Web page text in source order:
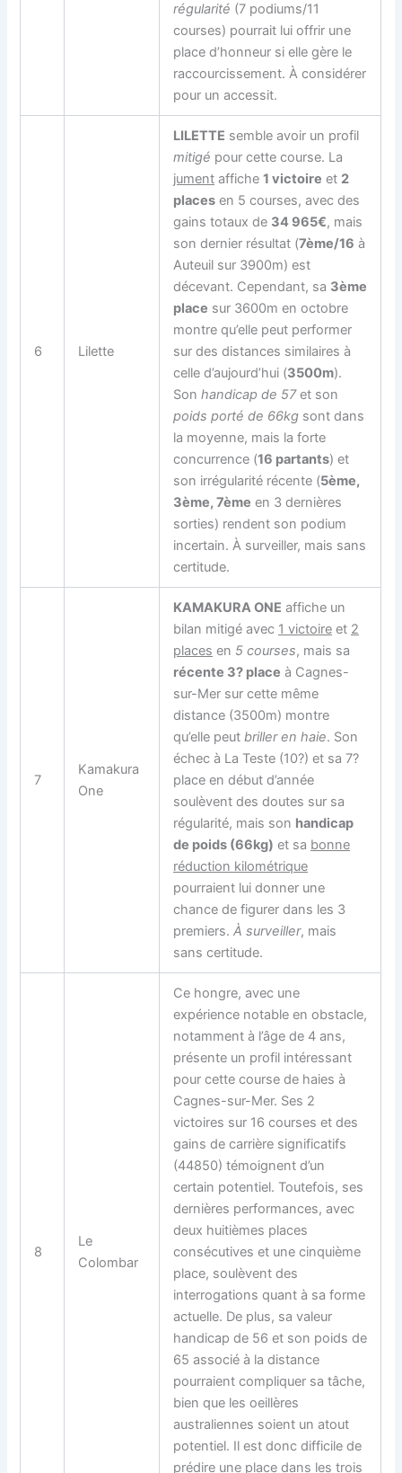
régularité (7 podiums/11
courses) pourrait lui offrir une
place d’honneur si elle gère le
raccourcissement. À considérer
pour un accessit.
6 Lilette
LILETTE semble avoir un profil
mitigé pour cette course. La
jument affiche1 victoire et 2
places en 5 courses, avec des
gains totaux de 34 965€, mais
son dernier résultat (7ème/16 à
Auteuil sur 3900m) est
décevant. Cependant, sa 3ème
place sur 3600m en octobre
montre qu’elle peut performer
sur des distances similaires à
celle d’aujourd’hui (3500m).
Sonhandicap de 57et son
poids porté de 66kg sont dans
la moyenne, mais la forte
concurrence (16 partants) et
son irrégularité récente (5ème,
3ème, 7ème en 3 dernières
sorties) rendent son podium
incertain. À surveiller, mais sans
certitude.
7
Kamakura
One
KAMAKURA ONE affiche un
bilan mitigé avec 1 victoire et 2
places en 5 courses, mais sa
récente 3? place à Cagnes-
sur-Mer sur cette même
distance (3500m) montre
qu’elle peutbriller en haie. Son
échec à La Teste (10?) et sa 7?
place en début d’année
soulèvent des doutes sur sa
régularité, mais son handicap
de poids (66kg) et sa bonne
réduction kilométrique
pourraient lui donner une
chance de figurer dans les 3
premiers.À surveiller, mais
sans certitude.
8
Le
Colombar
Ce hongre, avec une
expérience notable en obstacle,
notamment à l’âge de 4 ans,
présente un profil intéressant
pour cette course de haies à
Cagnes-sur-Mer. Ses 2
victoires sur 16 courses et des
gains de carrière significatifs
(44850) témoignent d’un
certain potentiel. Toutefois, ses
dernières performances, avec
deux huitièmes places
consécutives et une cinquième
place, soulèvent des
interrogations quant à sa forme
actuelle. De plus, sa valeur
handicap de 56 et son poids de
65 associé à la distance
pourraient compliquer sa tâche,
bien que les oeillères
australiennes soient un atout
potentiel. Il est donc difficile de
prédire une place dans les trois